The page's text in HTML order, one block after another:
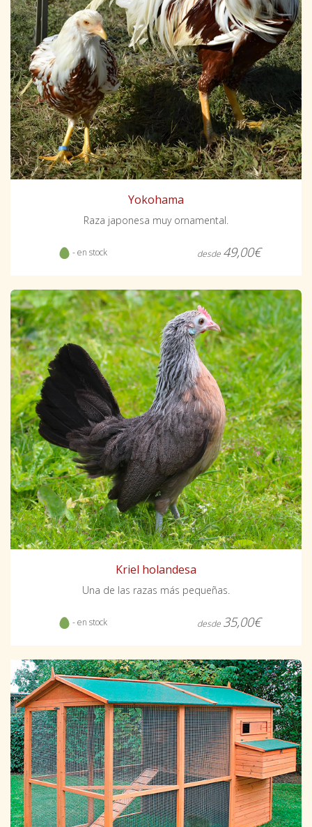
Yokohama
Raza japonesa muy ornamental.
- en stock desde 49,00€
Kriel holandesa
Una de las razas más pequeñas.
- en stock desde 35,00€